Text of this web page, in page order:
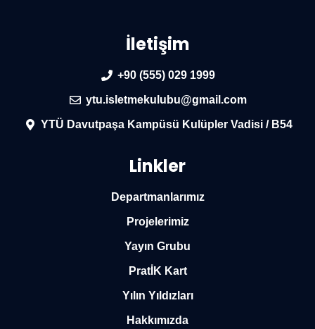
İletişim
+90 (555) 029 1999
ytu.isletmekulubu@gmail.com
YTÜ Davutpaşa Kampüsü Kulüpler Vadisi / B54
Linkler
Departmanlarımız
Projelerimiz
Yayın Grubu
PratİK Kart
Yılın Yıldızları
Hakkımızda